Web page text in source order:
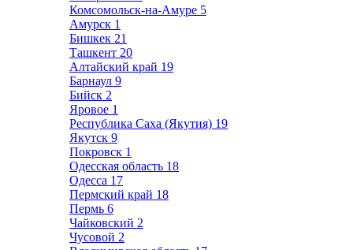
Комсомольск-на-Амуре 5
Амурск 1
Бишкек 21
Ташкент 20
Алтайский край 19
Барнаул 9
Бийск 2
Яровое 1
Республика Саха (Якутия) 19
Якутск 9
Покровск 1
Одесская область 18
Одесса 17
Пермский край 18
Пермь 6
Чайковский 2
Чусовой 2